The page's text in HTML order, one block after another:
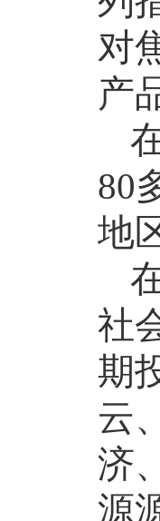
对
产
80
地
社
期
云
济
源